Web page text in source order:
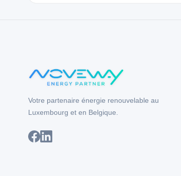
Votre partenaire énergie renouvelable au
Luxembourg et en Belgique.